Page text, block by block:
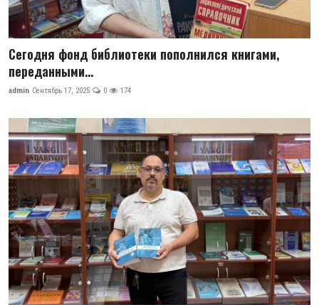
Сегодня фонд библиотеки пополнился книгами,
переданными...
admin Сентябрь 17, 2025 0 174